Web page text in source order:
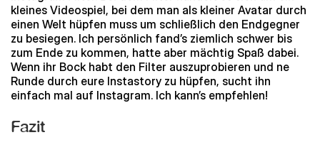
kleines Videospiel, bei dem man als kleiner Avatar durch
einen Welt hüpfen muss um schließlich den Endgegner
zu besiegen. Ich persönlich fand’s ziemlich schwer bis
zum Ende zu kommen, hatte aber mächtig Spaß dabei.
Wenn ihr Bock habt den Filter auszuprobieren und ne
Runde durch eure Instastory zu hüpfen, sucht ihn
einfach mal auf Instagram. Ich kann’s empfehlen!
Fazit